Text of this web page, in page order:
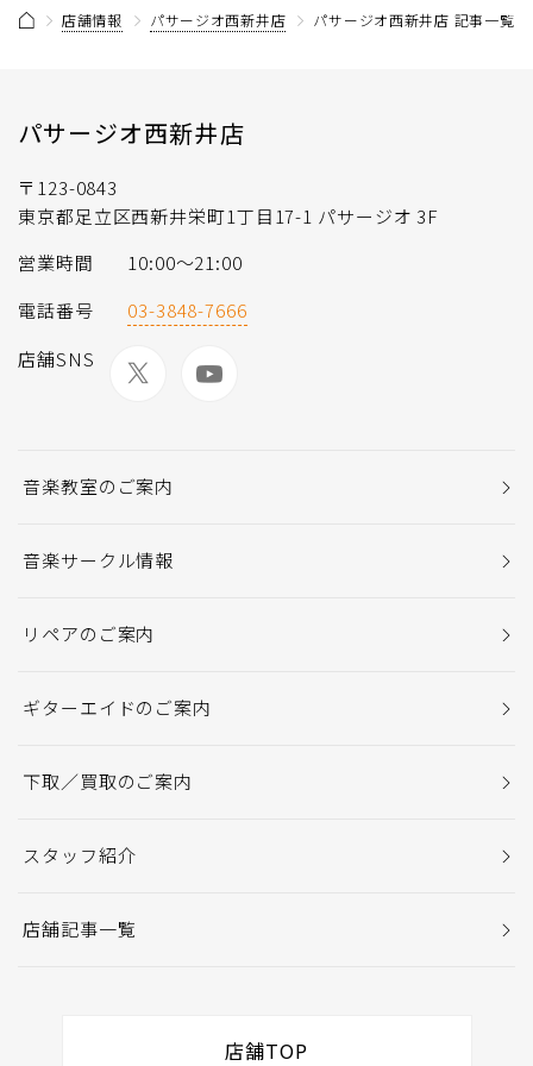
店舗情報 パサージオ西新井店 パサージオ西新井店 記事一覧
パサージオ西新井店
〒123-0843
東京都足立区西新井栄町1丁目17-1 パサージオ 3F
営業時間
10:00〜21:00
電話番号
03-3848-7666
店舗SNS
音楽教室のご案内
音楽サークル情報
リペアのご案内
ギターエイドのご案内
下取／買取のご案内
スタッフ紹介
店舗記事一覧
店舗TOP